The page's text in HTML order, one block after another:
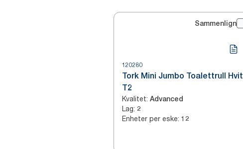
Sammenlign
120280
Tork Mini Jumbo Toalettrull Hvit
T2
Kvalitet: Advanced
Lag: 2
Enheter per eske: 12